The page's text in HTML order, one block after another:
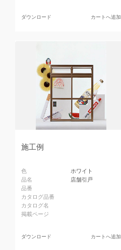
ダウンロード カートへ追加
施工例
色
ホワイト
品名
店舗引戸
品番
カタログ品番
カタログ名
掲載ページ
ダウンロード カートへ追加